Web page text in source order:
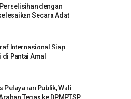
dengan
Secara Adat
Internasional Siap
di Pantai Amal
Pelayanan Publik, Wali
Tegas ke DPMPTSP